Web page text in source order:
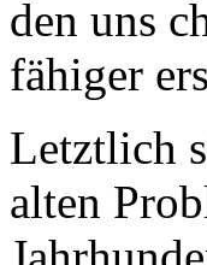
den uns
fähiger
Letztlich
alten